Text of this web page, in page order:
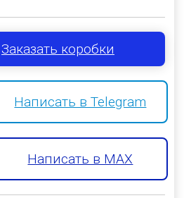
Заказать коробки
Написать в Telegram
Написать в MAX